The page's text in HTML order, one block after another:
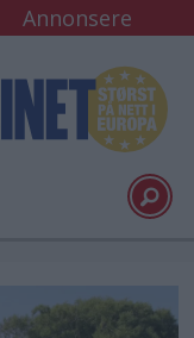
Annonsere